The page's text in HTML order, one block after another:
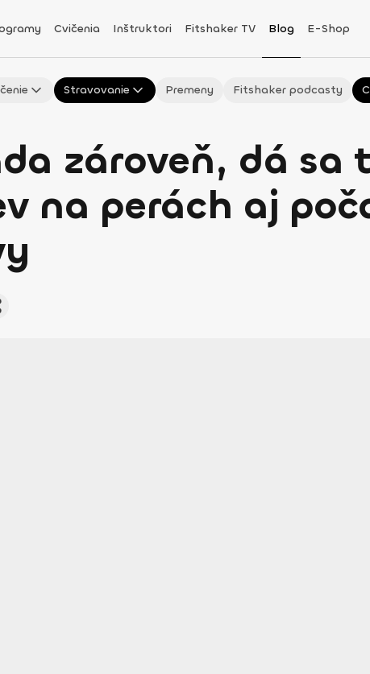
Cvičenia Inštruktori Fitshaker TV Blog E-Shop
Stravovanie Premeny Fitshaker podcasty
zároveň, dá sa
na perách aj